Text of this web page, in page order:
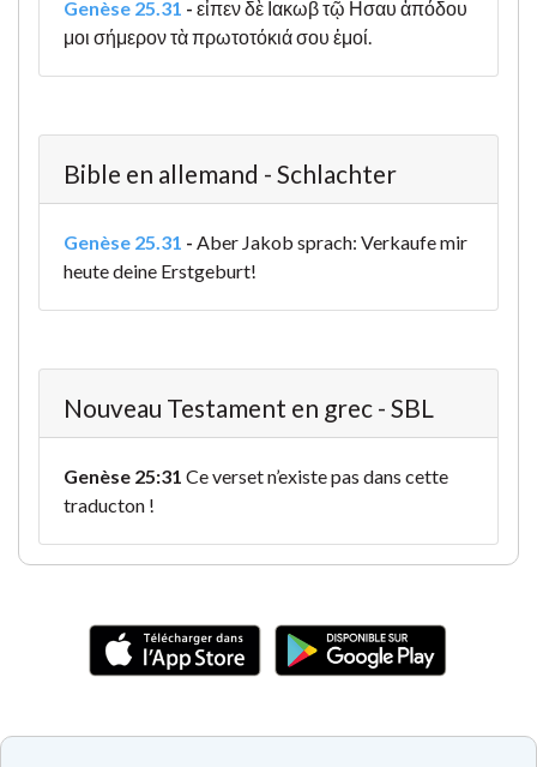
Genèse 25.31 - εἶπεν δὲ Ιακωβ τῷ Ησαυ ἀπόδου
μοι σήμερον τὰ πρωτοτόκιά σου ἐμοί.
Bible en allemand - Schlachter
Genèse 25.31 - Aber Jakob sprach: Verkaufe mir
heute deine Erstgeburt!
Nouveau Testament en grec - SBL
Genèse 25:31 Ce verset n’existe pas dans cette
traducton !